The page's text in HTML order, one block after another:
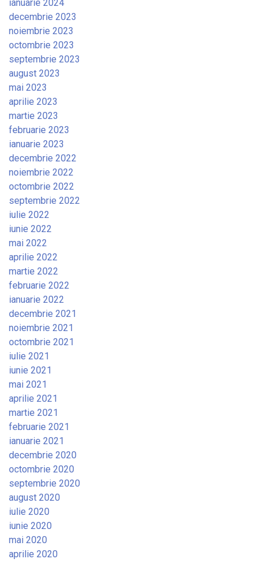
ianuarie 2024
decembrie 2023
noiembrie 2023
octombrie 2023
septembrie 2023
august 2023
mai 2023
aprilie 2023
martie 2023
februarie 2023
ianuarie 2023
decembrie 2022
noiembrie 2022
octombrie 2022
septembrie 2022
iulie 2022
iunie 2022
mai 2022
aprilie 2022
martie 2022
februarie 2022
ianuarie 2022
decembrie 2021
noiembrie 2021
octombrie 2021
iulie 2021
iunie 2021
mai 2021
aprilie 2021
martie 2021
februarie 2021
ianuarie 2021
decembrie 2020
octombrie 2020
septembrie 2020
august 2020
iulie 2020
iunie 2020
mai 2020
aprilie 2020